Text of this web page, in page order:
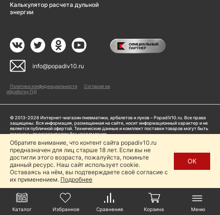
Калькулятор расчета дульной
энергии
info@popadiv10.ru
Политика конфиденциальности
Согласие на
обработку ПД
© 2013-2026 Интернет-магазин пневматики, арбалетов и луков – PopadiV10.ru. Все права
защищены. Вся информация, размещенная на сайте, носит информационный характер и не
является публичной офертой. Технические данные и комплект поставки товаров могут быть
изменены производителем без уведомления
Пользуясь сайтом Popadiv10.ru, пользователь автоматически соглашается с условиями,
прописанными в
Политике конфиденциальности
Копирование любой информации (тексты, фото, видео и др.) с сайта Popadiv10 запрещено,
за исключением наличия письменного согласия администрации сайта Popadiv10.
Каталог Избранное Сравнение Корзина Меню
Обратите внимание, что контент сайта popadiv10.ru
предназначен для лиц старше 18 лет. Если вы не
достигли этого возраста, пожалуйста, покиньте
данный ресурс. Наш сайт использует cookie.
Оставаясь на нём, вы подтверждаете своё согласие с
их применением. Подробнее
ОК